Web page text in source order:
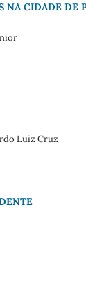
NA CIDADE DE
Luiz Cruz